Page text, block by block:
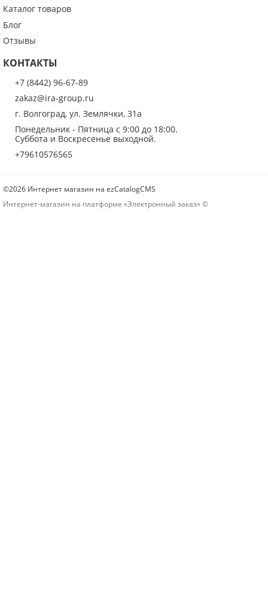
Нажатием на кнопку «Опубликовать» я даю свое согласие на обработку
Каталог товаров
Блог
Отзывы
КОНТАКТЫ
+7 (8442) 96-67-89
zakaz@ira-group.ru
г. Волгоград, ул. Землячки, 31а
Понедельник - Пятница с 9:00 до 18:00.
Суббота и Воскресенье выходной.
+79610576565
©2026 Интернет магазин на ezCatalogCMS
Интернет-магазин на платформе «Электронный заказ» ©